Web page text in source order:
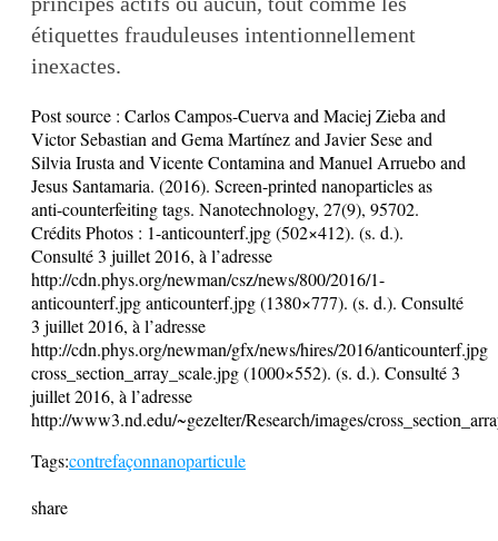
étiquettes frauduleuses intentionnellement
inexactes.
Post source : Carlos Campos-Cuerva and Maciej Zieba and
Victor Sebastian and Gema Martínez and Javier Sese and
Silvia Irusta and Vicente Contamina and Manuel Arruebo and
Jesus Santamaria. (2016). Screen-printed nanoparticles as
anti-counterfeiting tags. Nanotechnology, 27(9), 95702.
Crédits Photos : 1-anticounterf.jpg (502×412). (s. d.).
Consulté 3 juillet 2016, à l’adresse
http://cdn.phys.org/newman/csz/news/800/2016/1-
anticounterf.jpg anticounterf.jpg (1380×777). (s. d.). Consulté
3 juillet 2016, à l’adresse
http://cdn.phys.org/newman/gfx/news/hires/2016/anticounterf.jpg
cross_section_array_scale.jpg (1000×552). (s. d.). Consulté 3
juillet 2016, à l’adresse
http://www3.nd.edu/~gezelter/Research/images/
Tags:contrefaçonnanoparticule
share